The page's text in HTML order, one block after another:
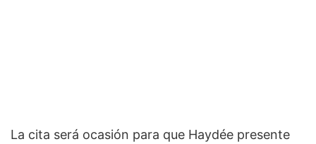
La cita será ocasión para que Haydée presente